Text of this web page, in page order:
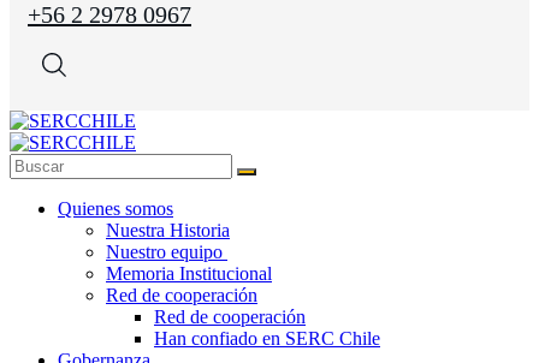
+56 2 2978 0967
Quienes somos
Nuestra Historia
Nuestro equipo
Memoria Institucional
Red de cooperación
Red de cooperación
Han confiado en SERC Chile